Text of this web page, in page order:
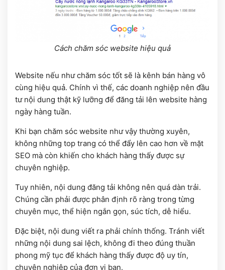
Cách chăm sóc website hiệu quả
Website nếu như chăm sóc tốt sẽ là kênh bán hàng vô
cùng hiệu quả. Chính vì thế, các doanh nghiệp nên đầu
tư nội dung thật kỹ lưỡng để đăng tải lên website hàng
ngày hàng tuần.
Khi bạn chăm sóc website như vậy thường xuyên,
không những top trang có thể đẩy lên cao hơn về mặt
SEO mà còn khiến cho khách hàng thấy được sự
chuyên nghiệp.
Tuy nhiên, nội dung đăng tải không nên quá dàn trải.
Chúng cần phải được phân định rõ ràng trong từng
chuyên mục, thể hiện ngắn gọn, súc tích, dễ hiểu.
Đặc biệt, nội dung viết ra phải chính thống. Tránh viết
những nội dung sai lệch, không đi theo đúng thuần
phong mỹ tục để khách hàng thấy được độ uy tín,
chuyên nghiệp của đơn vị bạn.